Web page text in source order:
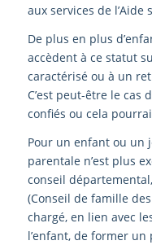
aux services de l’Aide
De plus en plus
accèdent à ce statut
caractérisé ou à un
C’est peut-être le cas
confiés ou cela
Pour un enfant ou un
parentale n’est plus
conseil
(Conseil de famille
chargé, en lien avec
l’enfant, de former un